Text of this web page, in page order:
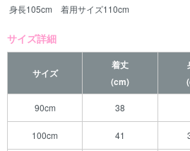
身長105cm 着用サイズ110cm
サイズ詳細
サイズ
着丈
(cm)
90cm 38
100cm 41